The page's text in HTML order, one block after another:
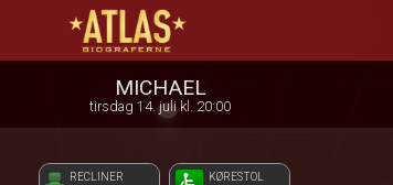
ATLAS Biograferne
MICHAEL
tirsdag 14. juli kl. 20:00
RECLINER KØRESTOL
1step-front02 022958